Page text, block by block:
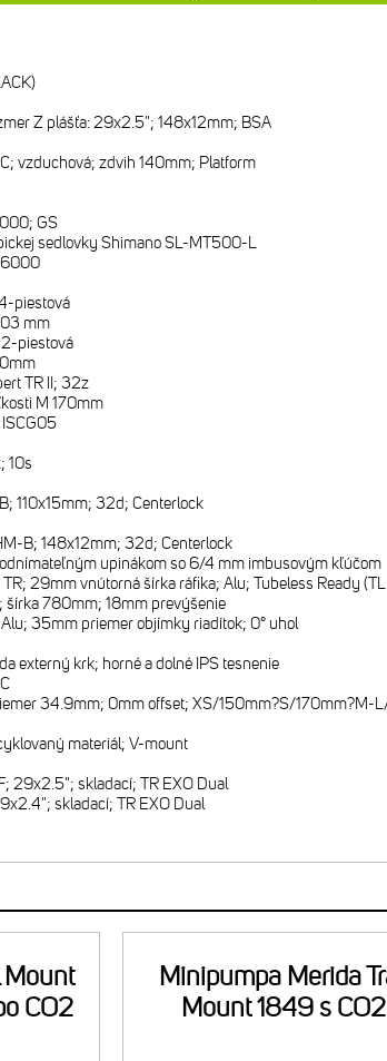
Z plášťa: 29x2.5"; 148x12mm; BSA
vzduchová; zdvih 140mm; Platform
GS
sedlovky Shimano SL-MT500-L
piestová
mm
piestová
TR II; 32z
M 170mm
10s
110x15mm; 32d; Centerlock
B; 148x12mm; 32d; Centerlock
upinákom so 6/4 mm imbusovým kľúčom
29mm vnútorná šírka ráfika; Alu; Tubeless Ready
šírka 780mm; 18mm prevýšenie
Alu; 35mm priemer objímky riadítok; 0° uhol
externý krk; horné a dolné IPS tesnenie
34.9mm; 0mm offset; XS/150mm?S/
materiál; V-mount
29x2.5"; skladací; TR EXO Dual
skladací; TR EXO Dual
Mount
CO2
Minipumpa Merida
Mount 1849 s CO2